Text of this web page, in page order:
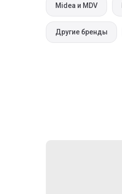
Midea и MDV
Другие бренды